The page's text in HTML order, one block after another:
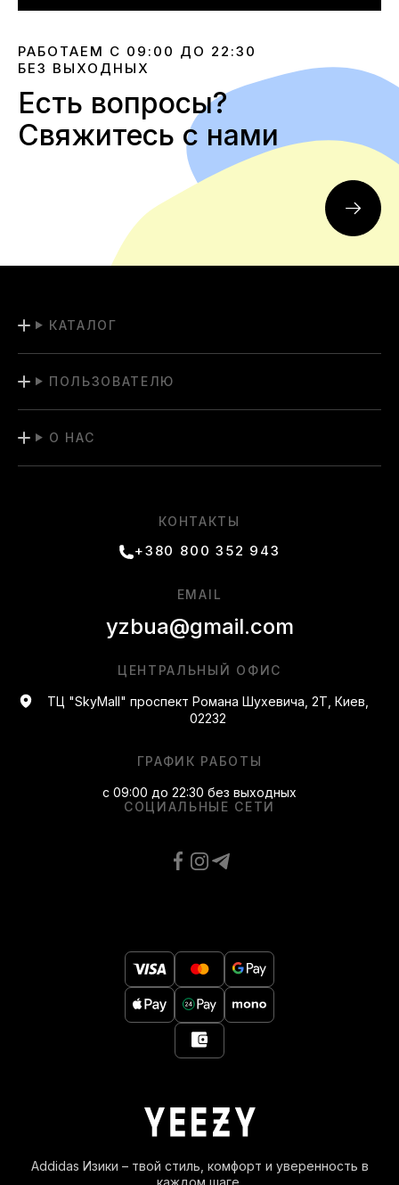
РАБОТАЕМ С 09:00 ДО 22:30
БЕЗ ВЫХОДНЫХ
Есть вопросы?
Свяжитесь с нами
Addidas Изики – твой стиль, комфорт и уверенность в
каждом шаге.
КАТАЛОГ
ПОЛЬЗОВАТЕЛЮ
О НАС
КОНТАКТЫ
+380 800 352 943
ЦЕНТРАЛЬНЫЙ ОФИС
ТЦ "SkyMall" проспект Романа Шухевича, 2Т, Киев,
02232
СОЦИАЛЬНЫЕ СЕТИ
EMAIL
yzbua@gmail.com
ГРАФИК РАБОТЫ
с 09:00 до 22:30 без выходных